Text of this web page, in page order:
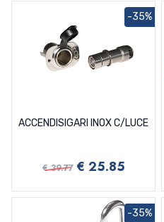
ACCENDISIGARI INOX C/LUCE
€ 39.77 € 25.85
-35%
-35%